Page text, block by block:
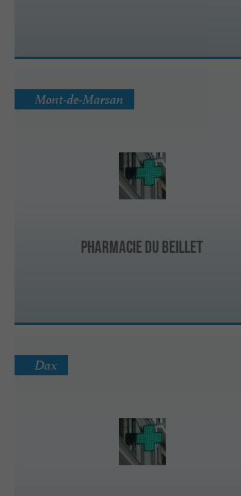
Pharmacie du Beillet
Mont-de-Marsan
Dax